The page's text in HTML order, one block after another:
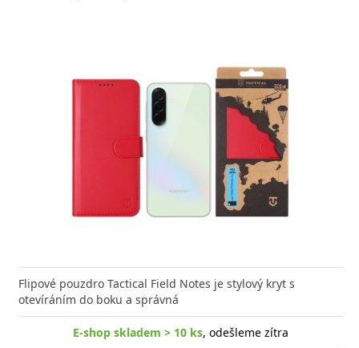
Flipové pouzdro Tactical Field Notes je stylový kryt s
otevíráním do boku a správná
E-shop skladem > 10 ks, odešleme zítra